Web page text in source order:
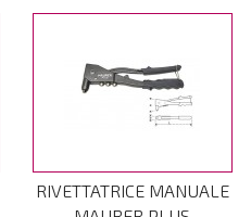
RIVETTATRICE MANUALE